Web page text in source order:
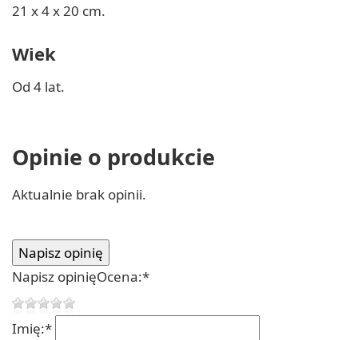
21 x 4 x 20 cm.
Wiek
Od 4 lat.
Opinie o produkcie
Aktualnie brak opinii.
Napisz opinięOcena:*
Imię:*